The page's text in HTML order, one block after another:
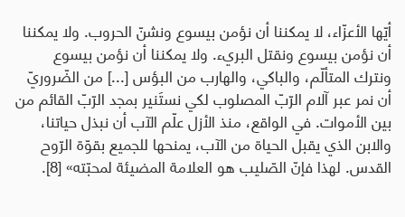
أيّها الأعزّاء، لا يمكننا أن نؤمن بيسوع ونشنّ الحروب. ولا يمكننا
أن نؤمن بيسوع ونقتل البريء. ولا يمكننا أن نؤمن بيسوع
ونترك المتألّم، والباكي، والهارب من البؤس [...] من الضّروريّ
أن نمر عبر آلام الرّبّ المصلوب لكي نستَنير بمجد الرّبّ القائم من
بين الأموات. في الواقع، منذ الأزل علّم الآب أن نبذل حياتنا،
والابن الذي يقبل الحياة من الآب، يمنحها للجميع بقوّة الرّوح
القدس. لهذا فإنّ الصّليب هو العلامة المضيئة لمحبّته» [8].